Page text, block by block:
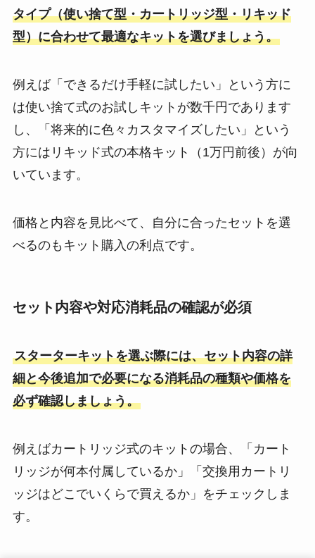
タイプ（使い捨て型・カートリッジ型・リキッド
型）に合わせて最適なキットを選びましょう。
例えば「できるだけ手軽に試したい」という方に
は使い捨て式のお試しキットが数千円であります
し、「将来的に色々カスタマイズしたい」という
方にはリキッド式の本格キット（1万円前後）が向
いています。
価格と内容を見比べて、自分に合ったセットを選
べるのもキット購入の利点です。
セット内容や対応消耗品の確認が必須
スターターキットを選ぶ際には、セット内容の詳
細と今後追加で必要になる消耗品の種類や価格を
必ず確認しましょう。
例えばカートリッジ式のキットの場合、「カート
リッジが何本付属しているか」「交換用カートリ
ッジはどこでいくらで買えるか」をチェックしま
す。